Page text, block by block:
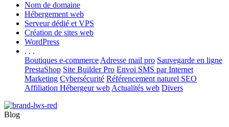
Nom de domaine
Hébergement web
Serveur dédié et VPS
Création de sites web
WordPress
. . .
Boutiques e-commerce Adresse mail pro Sauvegarde en ligne
PrestaShop Site Builder Pro Envoi SMS par Internet
Marketing Cybersécurité Référencement naturel SEO
Affiliation Hébergeur web Actualités web Divers
Blog